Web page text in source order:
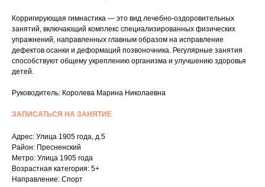
Корригирующая гимнастика — это вид лечебно-оздоровительных
занятий, включающий комплекс специализированных физических
упражнений, направленных главным образом на исправление
дефектов осанки и деформаций позвоночника. Регулярные занятия
способствуют общему укреплению организма и улучшению здоровья
детей.
Руководитель: Королева Марина Николаевна
ЗАПИСАТЬСЯ НА ЗАНЯТИЕ
Адрес: Улица 1905 года, д.5
Район: Пресненский
Метро: Улица 1905 года
Возрастная категория: 5+
Направление: Спорт